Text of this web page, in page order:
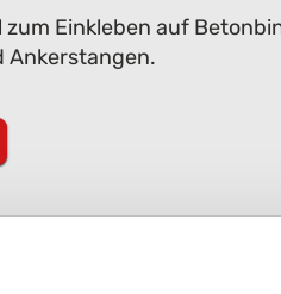
Einkleben auf
Ankerstangen.